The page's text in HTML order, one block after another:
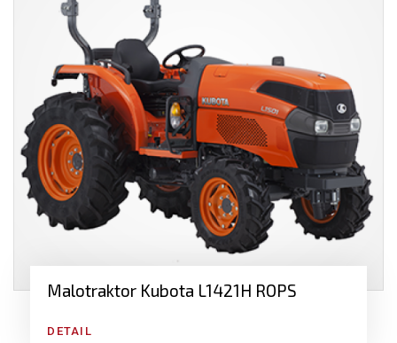
Malotraktor Kubota L1421H ROPS
DETAIL